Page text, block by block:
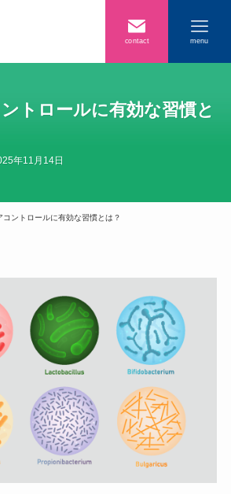
contact menu
トロールに有効な習慣と
年11月14日
コントロールに有効な習慣とは？